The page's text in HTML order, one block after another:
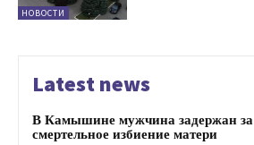
НОВОСТИ
Latest news
В Камышине мужчина задержан за
смертельное избиение матери